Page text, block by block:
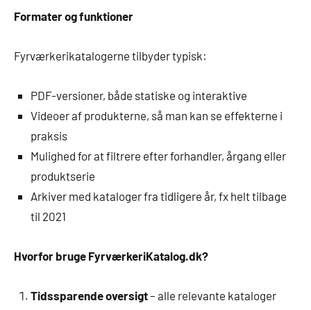
Formater og funktioner
Fyrværkerikatalogerne tilbyder typisk:
PDF-versioner, både statiske og interaktive
Videoer af produkterne, så man kan se effekterne i
praksis
Mulighed for at filtrere efter forhandler, årgang eller
produktserie
Arkiver med kataloger fra tidligere år, fx helt tilbage
til 2021
Hvorfor bruge FyrværkeriKatalog.dk?
Tidssparende oversigt– alle relevante kataloger